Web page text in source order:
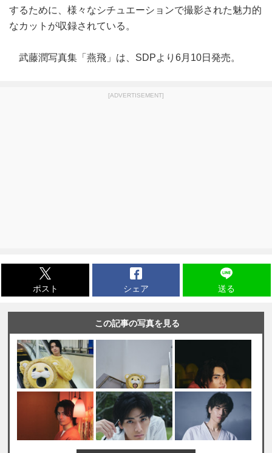
するために、様々なシチュエーションで撮影された魅力的
なカットが収録されている。
武藤潤写真集「燕飛」は、SDPより6月10日発売。
[ADVERTISEMENT]
ポスト シェア 送る
この記事の写真を見る